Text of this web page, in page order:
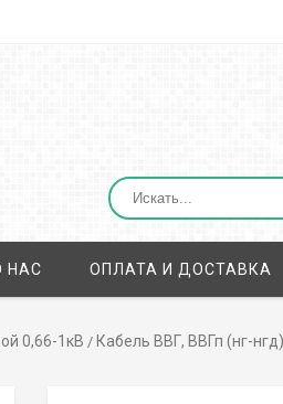
НАС ОПЛАТА И ДОСТАВКА
0,66-1кВ / Кабель ВВГ, ВВГп (нг-нгд)